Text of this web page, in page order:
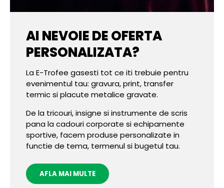
AI NEVOIE DE OFERTA
PERSONALIZATA?
La E-Trofee gasesti tot ce iti trebuie pentru
evenimentul tau: gravura, print, transfer
termic si placute metalice gravate.
De la tricouri, insigne si instrumente de scris
pana la cadouri corporate si echipamente
sportive, facem produse personalizate in
functie de tema, termenul si bugetul tau.
AFLA MAI MULTE